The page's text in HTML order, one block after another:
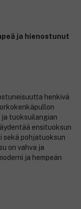
ja hienostunut
henkivä
ja tuoksuilangian
ensituoksun
sekä pohjatuoksun
on vahva ja
ja hempeän